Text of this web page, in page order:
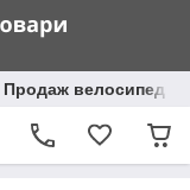
велосипедів